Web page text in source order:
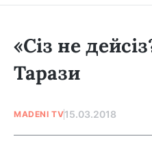
«Сіз не
Тарази
MADENI TV15.03.2018